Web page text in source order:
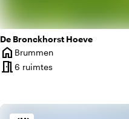
De Bronckhorst Hoeve
home
Plaats
Brummen
meeting_room6 ruimtes